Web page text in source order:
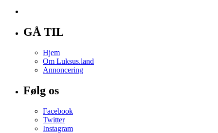
GÅ TIL
Hjem
Om Luksus.land
Annoncering
Følg os
Facebook
Twitter
Instagram